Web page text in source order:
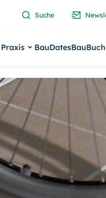
Suche
Praxis BauDatesBauBuch